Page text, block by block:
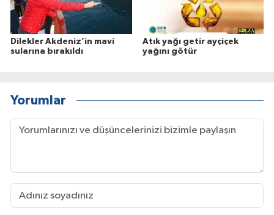
Dilekler Akdeniz’in mavi
sularına bırakıldı
Atık yağı getir ayçiçek
yağını götür
Yorumlar